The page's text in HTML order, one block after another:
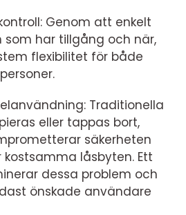
Genom att enkelt
som har tillgång och när,
flexibilitet för både
Traditionella
eller tappas bort,
säkerheten
låsbyten. Ett
dessa problem och
önskade användare